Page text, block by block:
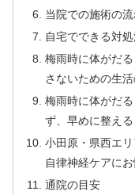
当院での施術の
自宅でできる対処
梅雨時に体がだ
さないための生活
梅雨時に体がだ
ず、早めに整え
小田原・県西エ
自律神経ケアに
通院の目安